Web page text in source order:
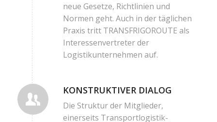
neue Gesetze, Richtlinien und
Normen geht. Auch in der täglichen
Praxis tritt TRANSFRIGOROUTE als
Interessenvertreter der
Logistikunternehmen auf.
KONSTRUKTIVER DIALOG
Die Struktur der Mitglieder,
einerseits Transportlogistik-